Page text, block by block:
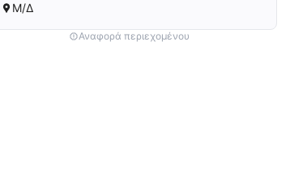
Μ/Δ
Αναφορά περιεχομένου